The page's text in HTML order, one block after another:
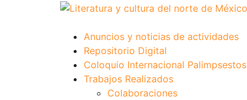
Anuncios y noticias de actividades
Repositorio Digital
Coloquio Internacional Palimpsestos
Trabajos Realizados
Colaboraciones